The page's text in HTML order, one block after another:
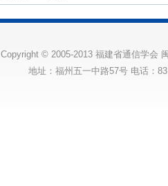
Copyright © 2005-2013 福建省通信学会
地址：福州五一中路57号 电话：